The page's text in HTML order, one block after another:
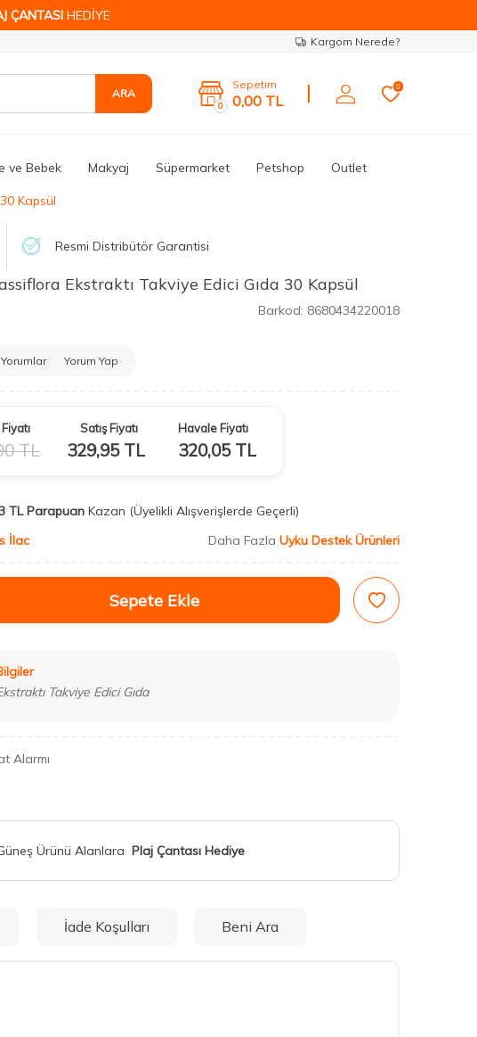
ÇANTASI HEDİYE
Kargom Nerede?
ARA
0
Sepetim
0,00 TL
0
ve Bebek Makyaj Süpermarket Petshop Outlet
Kapsül
Resmi Distribütör Garantisi
Ekstraktı Takviye Edici Gıda 30 Kapsül
Barkod: 8680434220018
Yorum Yap
TL
Satış Fiyatı
329,95TL
Havale Fiyatı
320,05TL
TL Parapuan Kazan (Üyelikli Alışverişlerde Geçerli)
İlac Daha Fazla Uyku Destek Ürünleri
Sepete Ekle
Takviye Edici Gıda
Alarmı
Ürünü Alanlara Plaj Çantası Hediye
İade Koşulları Beni Ara